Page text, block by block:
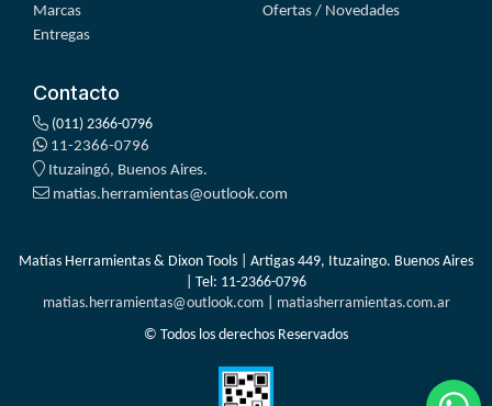
Marcas
Entregas
Ofertas / Novedades
Contacto
(011) 2366-0796
11-2366-0796
Ituzaingó, Buenos Aires.
matias.herramientas@outlook.com
Matías Herramientas & Dixon Tools | Artigas 449, Ituzaingo. Buenos Aires
| Tel: 11-2366-0796
matias.herramientas@outlook.com| matiasherramientas.com.ar
© Todos los derechos Reservados